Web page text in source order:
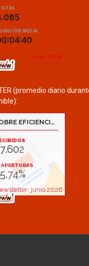
(promedio diario